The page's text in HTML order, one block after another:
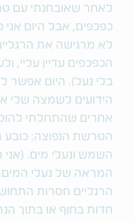
לאחר שאובחנתי עם
כפכפים, אבל היום אני
לא מרגישה את
הכפכפים עדיין עליי,
בלי נעל). היום אפשר
הידועים לשמצה שלי
אחרים שהתחלתי
הטרשת הנפוצה: כובע
השמש ונעלי מים.
המראה של נעלי
הרגליים חסרות
חדות בחוף או בתוך